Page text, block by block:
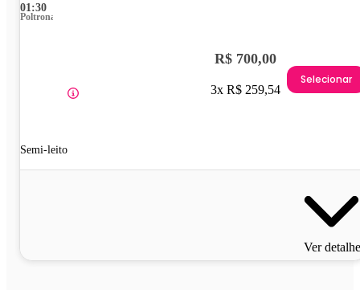
01:30
Poltrona
Semi-leito
R$ 700,00
3x R$ 259,54
Selecionar
Ver